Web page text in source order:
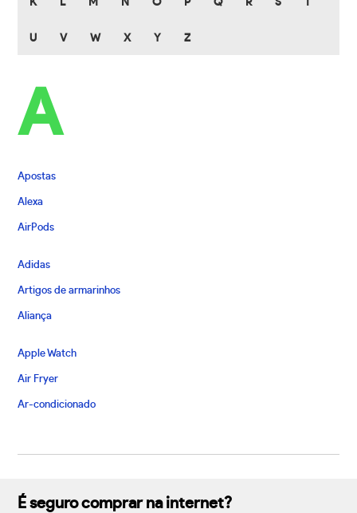
K L M N O P Q R S
U V W X Y Z
A
Apostas
Alexa
AirPods
Adidas
Artigos de armarinhos
Aliança
Apple Watch
Air Fryer
Ar-condicionado
É seguro comprar na internet?